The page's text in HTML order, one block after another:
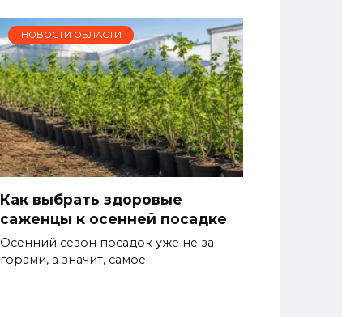
НОВОСТИ ОБЛАСТИ
Как выбрать здоровые
саженцы к осенней посадке
Осенний сезон посадок уже не за
горами, а значит, самое